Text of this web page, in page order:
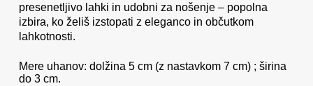
presenetljivo lahki in udobni za nošenje – popolna
izbira, ko želiš izstopati z eleganco in občutkom
lahkotnosti.
Mere uhanov: dolžina 5 cm (z nastavkom 7 cm) ; širina
do 3 cm.